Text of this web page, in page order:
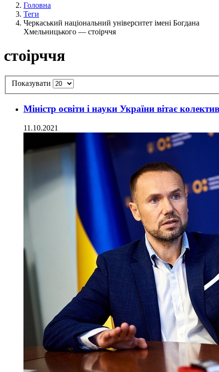
Головна
Теги
Черкаський національний університет імені Богдана
Хмельницького — стоірччя
стоірччя
Показувати
Міністр освіти і науки України вітає
11.10.2021